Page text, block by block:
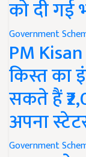
को दी गई
Government
PM
किस्त का
सकते हैं
अपना
Government